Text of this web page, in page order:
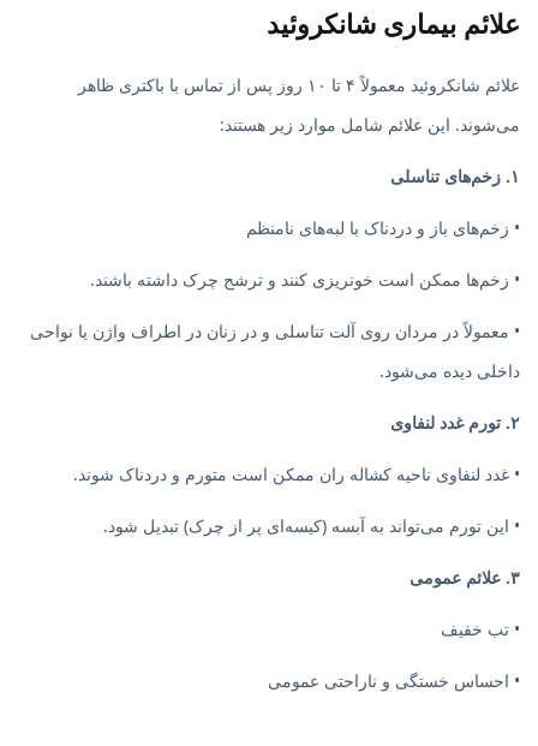
علائم بیماری شانکروئید
علائم شانکروئید معمولاً ۴ تا ۱۰ روز پس از تماس با باکتری ظاهر
می‌شوند. این علائم شامل موارد زیر هستند:
۱. زخم‌های تناسلی
• زخم‌های باز و دردناک با لبه‌های نامنظم
• زخم‌ها ممکن است خونریزی کنند و ترشح چرک داشته باشند.
• معمولاً در مردان روی آلت تناسلی و در زنان در اطراف واژن یا نواحی
داخلی دیده می‌شود.
۲. تورم غدد لنفاوی
• غدد لنفاوی ناحیه کشاله ران ممکن است متورم و دردناک شوند.
• این تورم می‌تواند به آبسه (کیسه‌ای پر از چرک) تبدیل شود.
۳. علائم عمومی
• تب خفیف
• احساس خستگی و ناراحتی عمومی